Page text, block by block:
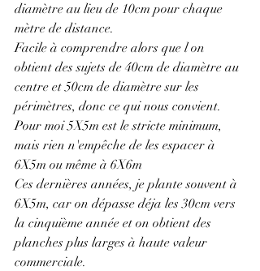
diamètre au lieu de 10cm pour chaque
mètre de distance.
Facile à comprendre alors que l on
obtient des sujets de 40cm de diamètre au
centre et 50cm de diamètre sur les
périmètres, donc ce qui nous convient.
Pour moi 5X5m est le stricte minimum,
mais rien n'empêche de les espacer à
6X5m ou même à 6X6m
Ces dernières années, je plante souvent à
6X5m, car on dépasse déja les 30cm vers
la cinquième année et on obtient des
planches plus larges à haute valeur
commerciale.